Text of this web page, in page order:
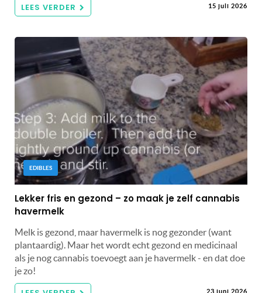
LEES VERDER 15 juli 2026
EDIBLES
Lekker fris en gezond – zo maak je zelf cannabis
havermelk
Melk is gezond, maar havermelk is nog gezonder (want
plantaardig). Maar het wordt echt gezond en medicinaal
als je nog cannabis toevoegt aan je havermelk - en dat doe
je zo!
23 juni 2026